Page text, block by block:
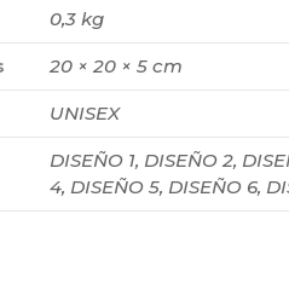
0,3 kg
20 × 20 × 5 cm
UNISEX
DISEÑO 1, DISEÑO 2,
4, DISEÑO 5, DISEÑO 6,